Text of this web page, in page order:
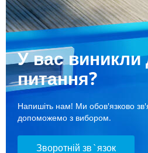
У вас виникли
питання?
Напишіть нам! Ми обов'язково
допоможемо з вибором.
Зворотній зв`язок